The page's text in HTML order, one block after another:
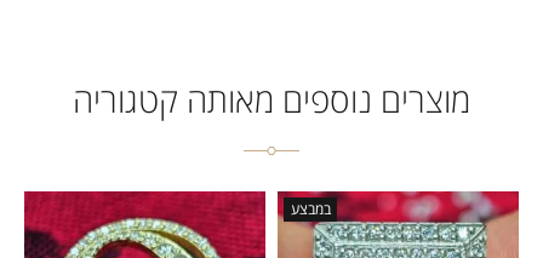
מוצרים נוספים מאותה קטגוריה
במבצע